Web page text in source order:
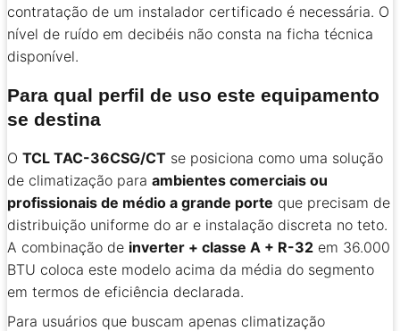
contratação de um instalador certificado é necessária. O
nível de ruído em decibéis não consta na ficha técnica
disponível.
Para qual perfil de uso este equipamento
se destina
O TCL TAC-36CSG/CT se posiciona como uma solução
de climatização para ambientes comerciais ou
profissionais de médio a grande porte que precisam de
distribuição uniforme do ar e instalação discreta no teto.
A combinação de inverter + classe A + R-32 em 36.000
BTU coloca este modelo acima da média do segmento
em termos de eficiência declarada.
Para usuários que buscam apenas climatização